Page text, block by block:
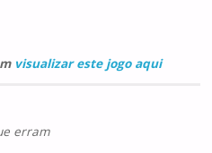
visualizar este jogo aqui
erram